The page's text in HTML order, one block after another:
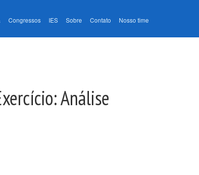
Congressos IES Sobre Contato Nosso time
Análise